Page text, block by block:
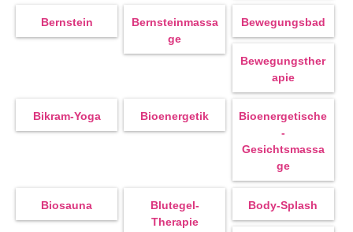
Bernstein
Bernsteinmassa
Ge
Bewegungsbad
Bewegungsther
Apie
Bikram-Yoga Bioenergetik
Bioenergetische
-
Gesichtsmassa
Ge
Biosauna
Blutegel-
Therapie
Body-Splash